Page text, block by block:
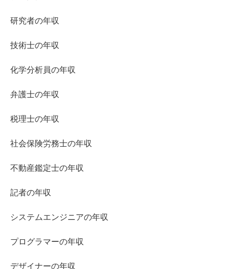
研究者の年収
技術士の年収
化学分析員の年収
弁護士の年収
税理士の年収
社会保険労務士の年収
不動産鑑定士の年収
記者の年収
システムエンジニアの年収
プログラマーの年収
デザイナーの年収